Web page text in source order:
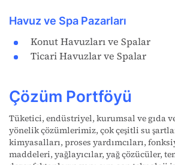
Havuz ve Spa Pazarları
Konut Havuzları ve Spalar
Ticari Havuzlar ve Spalar
Çözüm Portföyü
Tüketici, endüstriyel, kurumsal ve gıda
yönelik çözümlerimiz, çok çeşitli su
kimyasalları, proses yardımcıları,
maddeleri, yağlayıcılar, yağ çözücüler,